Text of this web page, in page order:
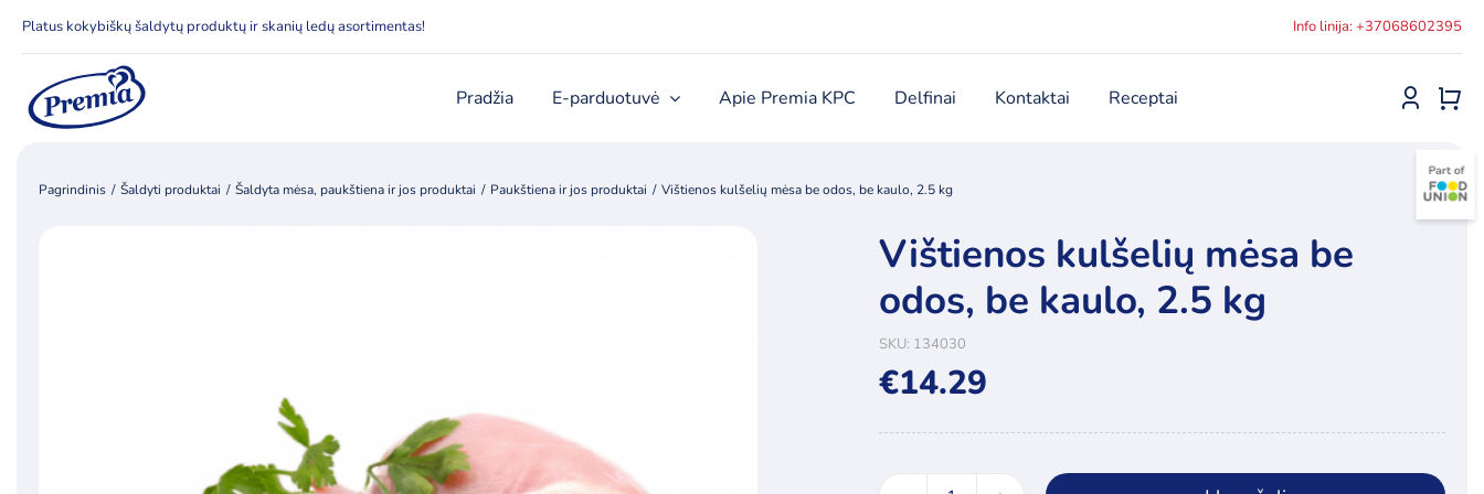
Platus kokybiškų šaldytų produktų ir skanių ledų asortimentas! Info linija: +37068602395
Pradžia E-parduotuvė Apie Premia KPC Delfinai Kontaktai Receptai
Pagrindinis Šaldyti produktai Šaldyta mėsa, paukštiena ir jos produktai Paukštiena ir jos produktai Vištienos kulšelių mėsa be odos, be kaulo, 2.5 kg
Vištienos kulšelių mėsa be
odos, be kaulo, 2.5 kg
SKU: 134030
€14.29